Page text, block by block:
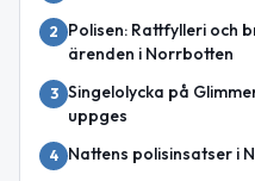
2
Polisen: Rattfylleri och
ärenden i Norrbotten
3 Singelolycka på
uppges
4 Nattens polisinsatser i